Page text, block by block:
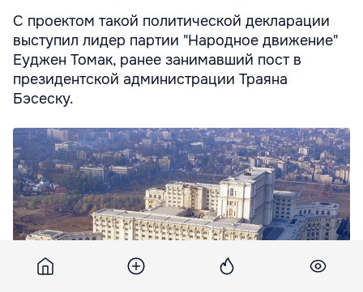
С проектом такой политической декларации
выступил лидер партии "Народное движение"
Еуджен Томак, ранее занимавший пост в
президентской администрации Траяна
Бэсеску.